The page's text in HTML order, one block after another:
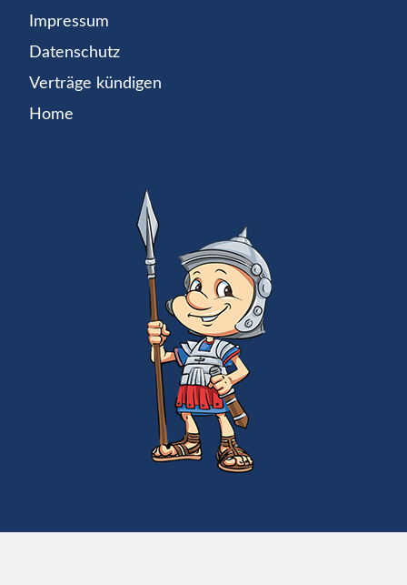
Impressum
Datenschutz
Verträge kündigen
Home